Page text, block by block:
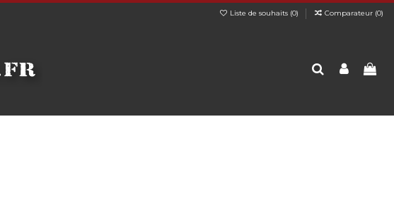
Liste de souhaits (0) Comparateur (0)